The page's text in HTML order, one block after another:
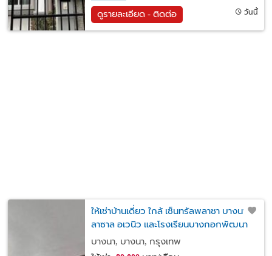
ดูรายละเอียด - ติดต่อ วันนี้
ให้เช่าบ้านเดี่ยว ใกล้ เซ็นทรัลพลาซา บางนา ,
ลาซาล อเวนิว และโรงเรียนบางกอกพัฒนา
ย่านบางนา หมู่บ้านศรีพงษ์ 3 ซอยลาซาล46
บางนา, บางนา, กรุงเทพ